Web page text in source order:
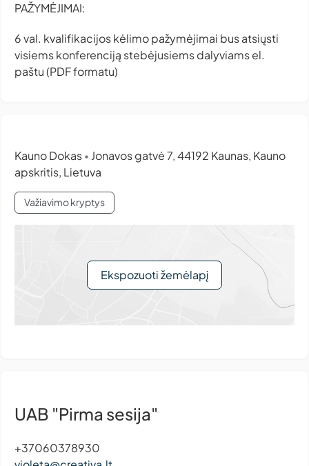
PAŽYMĖJIMAI:
6 val. kvalifikacijos kėlimo pažymėjimai bus atsiųsti
visiems konferenciją stebėjusiems dalyviams el.
paštu (PDF formatu)
Kauno Dokas • Jonavos gatvė 7, 44192 Kaunas, Kauno
apskritis, Lietuva
Važiavimo kryptys
Ekspozuoti žemėlapį
UAB "Pirma sesija"
+37060378930